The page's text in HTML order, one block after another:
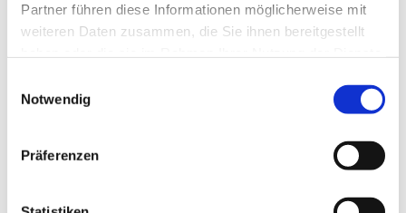
Partner führen diese Informationen möglicherweise mit
weiteren Daten zusammen, die Sie ihnen bereitgestellt
Notwendig
Präferenzen
Dies könnte Sie auch
interessieren